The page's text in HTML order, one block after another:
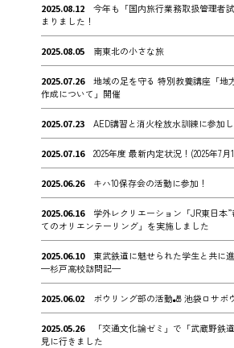
2025.08.12
今年も「国内旅行業務取扱管理者
まりました！
2025.08.05 南東北の小さな旅
2025.07.26
地域の足を守る 特別教養講座「地
作成について」開催
2025.07.23 AED講習と消火栓放水訓練に参加
2025.07.16 2025年度 最新内定状況！(2025年7月
2025.06.26 キハ10保存会の活動に参加！
2025.06.16
学外レクリエーション「JR東日本
てのオリエンテーリング」を実施しました
2025.06.10
東武鉄道に魅せられた学生と共に
—杉戸高校訪問記—
2025.06.02 ボウリング部の活動🎳 池袋ロサボ
2025.05.26
「交通文化論ゼミ」で「武蔵野鉄
見に行きました